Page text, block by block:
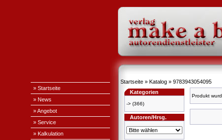
» Startseite
» News
» Angebot
» Service
» Kalkulation
Startseite » Katalog » 9783943054095
Kategorien
-> (366)
Autoren/Hrsg.
Produkt